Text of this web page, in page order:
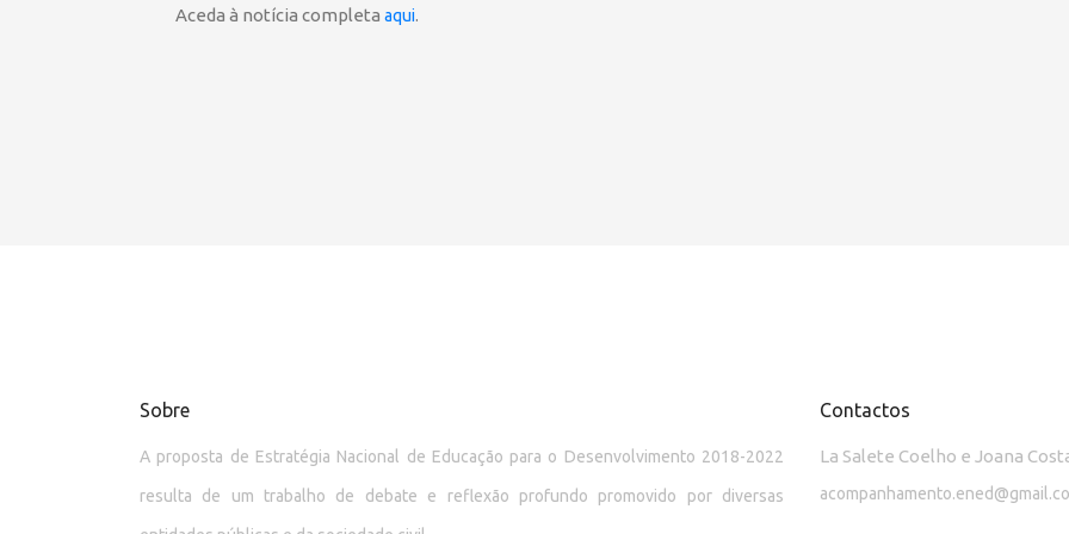
Aceda à notícia completa aqui.
Sobre
A proposta de Estratégia Nacional de Educação para o Desenvolvimento 2018-2022
resulta de um trabalho de debate e reflexão profundo promovido por diversas
Contactos
La Salete Coelho e Joana